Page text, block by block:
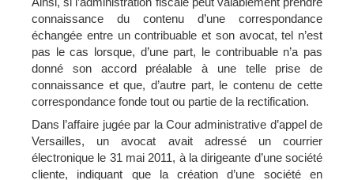
connaissance du contenu d’une correspondance
échangée entre un contribuable et son avocat, tel n’est
pas le cas lorsque, d’une part, le contribuable n’a pas
donné son accord préalable à une telle prise de
connaissance et que, d’autre part, le contenu de cette
correspondance fonde tout ou partie de la rectification.
Dans l’affaire jugée par la Cour administrative d’appel de
Versailles, un avocat avait adressé un courrier
électronique le 31 mai 2011, à la dirigeante d’une société
cliente, indiquant que la création d’une société en